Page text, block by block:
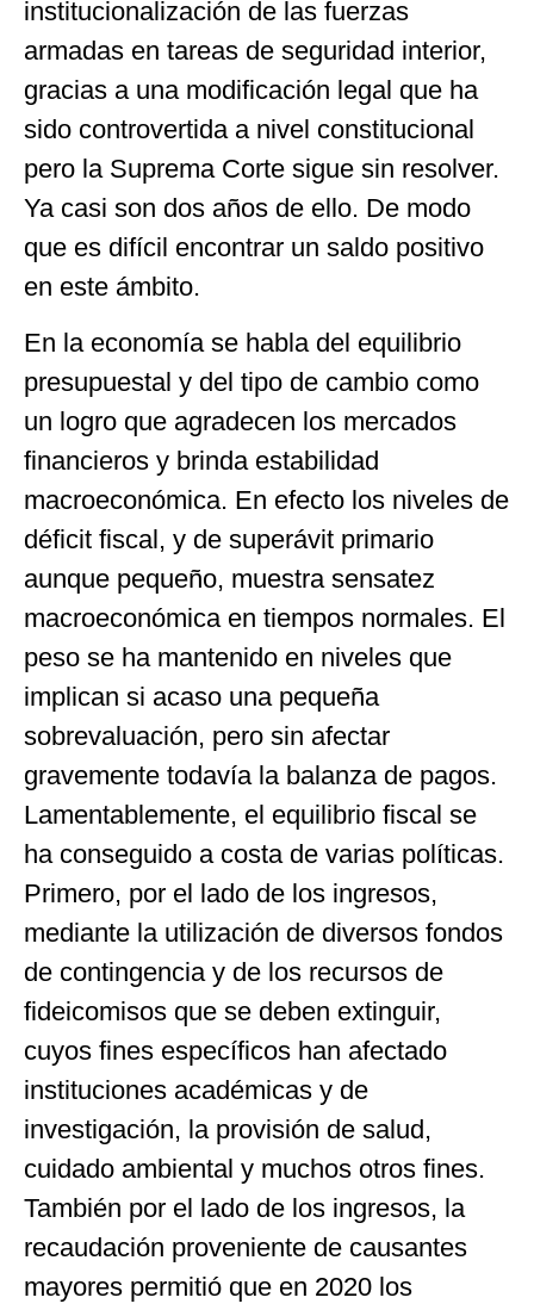
institucionalización de las fuerzas
armadas en tareas de seguridad interior,
gracias a una modificación legal que ha
sido controvertida a nivel constitucional
pero la Suprema Corte sigue sin resolver.
Ya casi son dos años de ello. De modo
que es difícil encontrar un saldo positivo
en este ámbito.
En la economía se habla del equilibrio
presupuestal y del tipo de cambio como
un logro que agradecen los mercados
financieros y brinda estabilidad
macroeconómica. En efecto los niveles de
déficit fiscal, y de superávit primario
aunque pequeño, muestra sensatez
macroeconómica en tiempos normales. El
peso se ha mantenido en niveles que
implican si acaso una pequeña
sobrevaluación, pero sin afectar
gravemente todavía la balanza de pagos.
Lamentablemente, el equilibrio fiscal se
ha conseguido a costa de varias políticas.
Primero, por el lado de los ingresos,
mediante la utilización de diversos fondos
de contingencia y de los recursos de
fideicomisos que se deben extinguir,
cuyos fines específicos han afectado
instituciones académicas y de
investigación, la provisión de salud,
cuidado ambiental y muchos otros fines.
También por el lado de los ingresos, la
recaudación proveniente de causantes
mayores permitió que en 2020 los